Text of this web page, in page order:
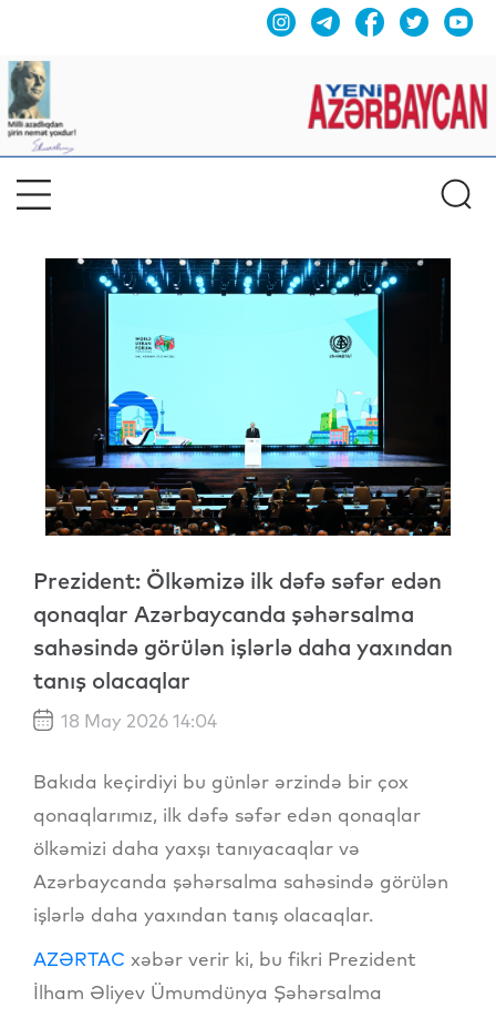
Prezident: Ölkəmizə ilk dəfə səfər edən
qonaqlar Azərbaycanda şəhərsalma
sahəsində görülən işlərlə daha yaxından
tanış olacaqlar
18 May 2026 14:04
Bakıda keçirdiyi bu günlər ərzində bir çox
qonaqlarımız, ilk dəfə səfər edən qonaqlar
ölkəmizi daha yaxşı tanıyacaqlar və
Azərbaycanda şəhərsalma sahəsində görülən
işlərlə daha yaxından tanış olacaqlar.
AZƏRTAC xəbər verir ki, bu fikri Prezident
İlham Əliyev Ümumdünya Şəhərsalma